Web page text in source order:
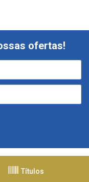
ofertas!
Títulos